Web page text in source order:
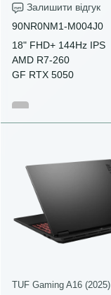
Залишити відгук
90NR0NM1-M004J0
18" FHD+ 144Hz IPS
AMD R7-260
GF RTX 5050
TUF Gaming A16 (2025)